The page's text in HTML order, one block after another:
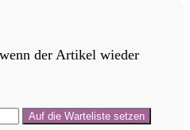
der Artikel wieder